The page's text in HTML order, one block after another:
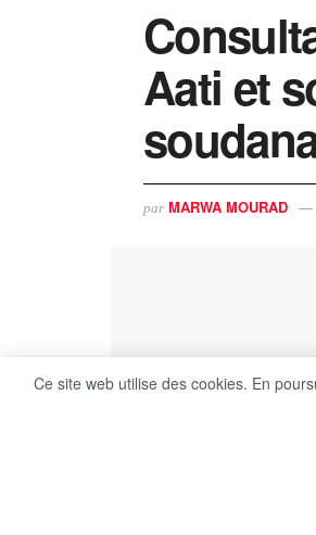
Aati et
par MARWA MOURAD
Ce site web utilise des cookies. En